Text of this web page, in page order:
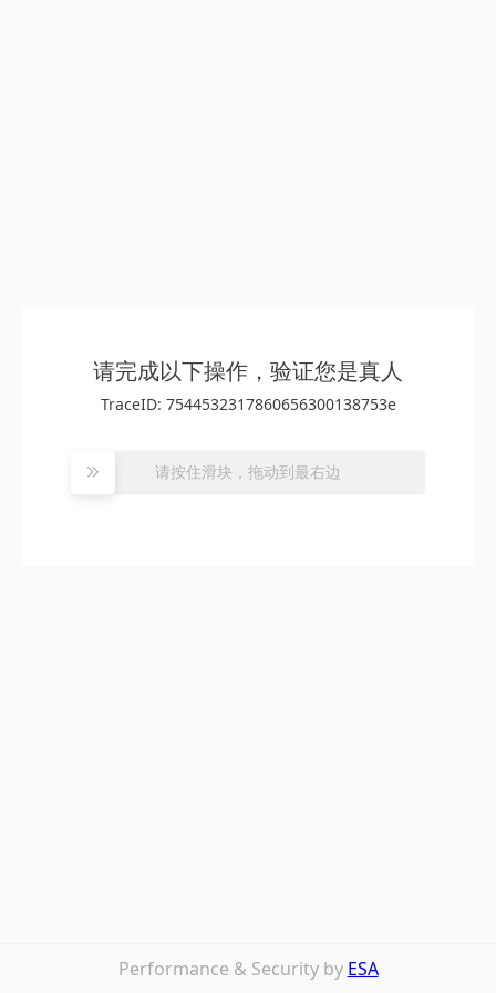
请完成以下操作，验证您是真人
TraceID: 7544532317860656300138753e
请按住滑块，拖动到最右边
Performance & Security by ESA